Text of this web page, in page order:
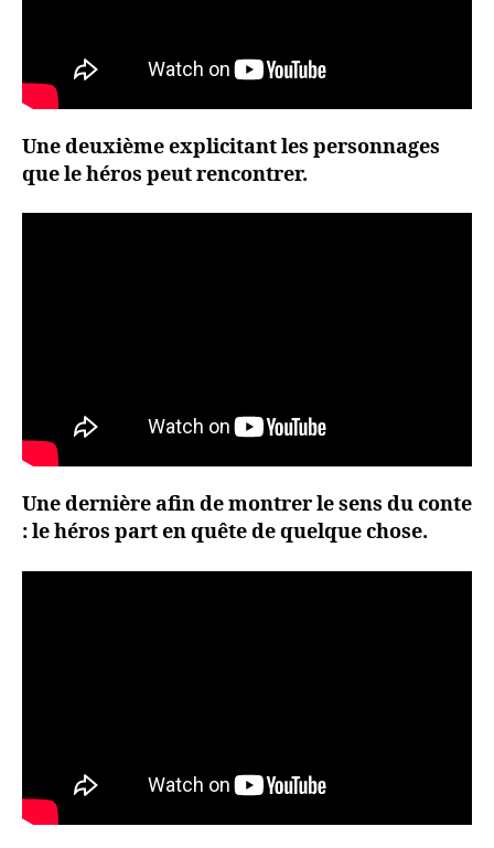
Une deuxième explicitant les personnages
que le héros peut rencontrer.
Une dernière afin de montrer le sens du conte
: le héros part en quête de quelque chose.